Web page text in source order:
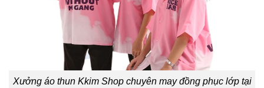
Xưởng áo thun Kkim Shop chuyên may đồng phục lớp tại